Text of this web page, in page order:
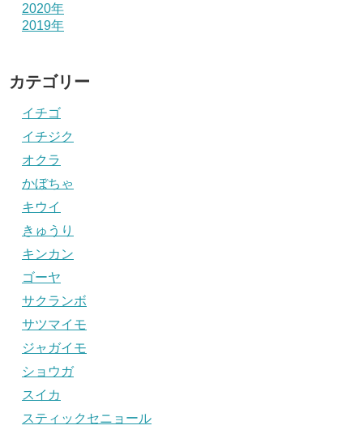
2020年
2019年
カテゴリー
イチゴ
イチジク
オクラ
かぼちゃ
キウイ
きゅうり
キンカン
ゴーヤ
サクランボ
サツマイモ
ジャガイモ
ショウガ
スイカ
スティックセニョール